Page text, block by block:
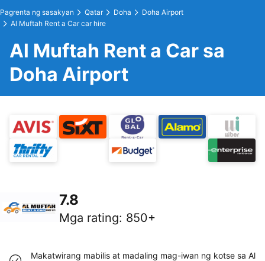
Pagrenta ng sasakyan Qatar Doha
Doha Airport
Al Muftah Rent a Car car hire
Al Muftah Rent a Car sa
Doha Airport
7.8
Mga rating: 850+
Makatwirang mabilis at madaling mag-iwan ng kotse sa Al